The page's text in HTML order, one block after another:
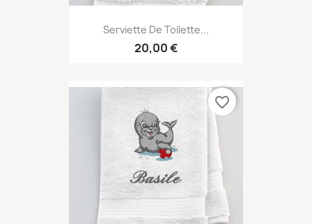
Serviette De Toilette...
20,00 €
favorite_border